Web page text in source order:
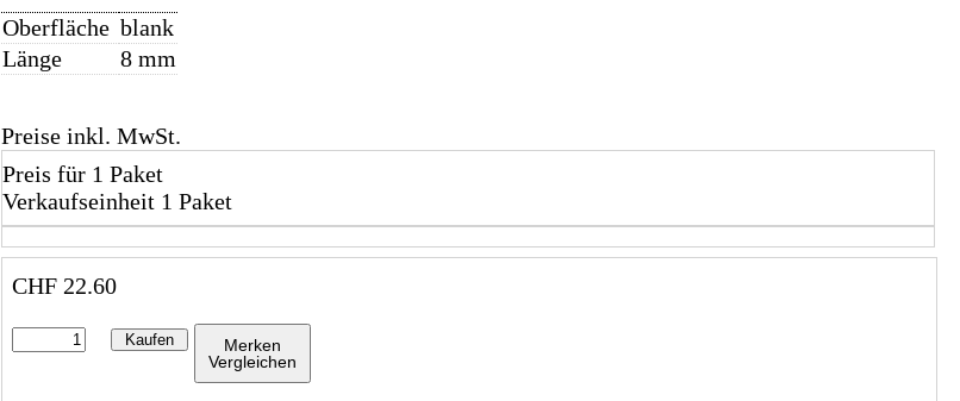
Oberfläche blank
Länge
8 mm
Preise inkl. MwSt.
Preis für 1 Paket
Verkaufseinheit 1 Paket
CHF 22.60
Kaufen
Merken
Vergleichen